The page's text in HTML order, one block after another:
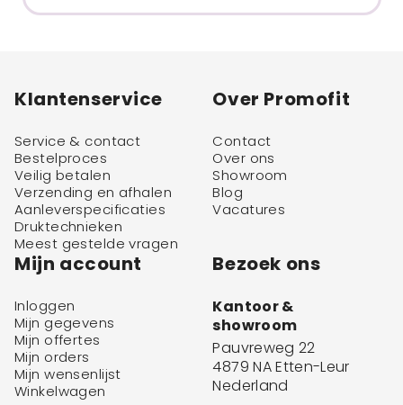
Klantenservice
Service & contact
Bestelproces
Veilig betalen
Verzending en afhalen
Aanleverspecificaties
Druktechnieken
Meest gestelde vragen
Over Promofit
Contact
Over ons
Showroom
Blog
Vacatures
Mijn account
Inloggen
Mijn gegevens
Mijn offertes
Mijn orders
Mijn wensenlijst
Winkelwagen
Bezoek ons
Kantoor &
showroom
Pauvreweg 22
4879 NA Etten-Leur
Nederland